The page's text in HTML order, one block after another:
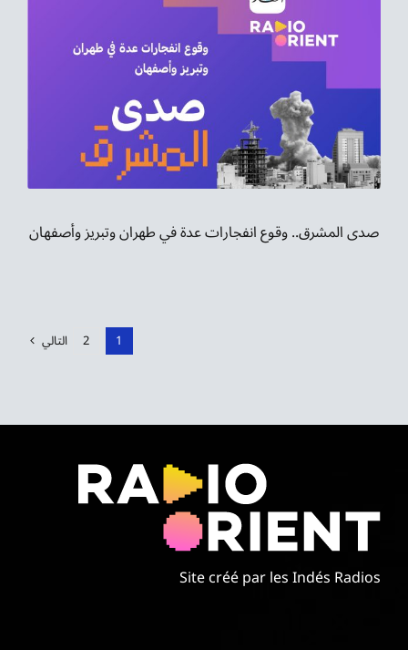
صدى المشرق.. وقوع انفجارات عدة في طهران وتبريز وأصفهان
1
2 التالي
Site créé par les Indés Radios